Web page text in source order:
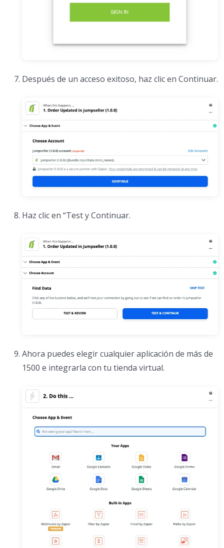
Después de un acceso exitoso, haz clic en Continuar.
Haz clic en “Test y Continuar.
Ahora puedes elegir cualquier aplicación de más de
1500 e integrarla con tu tienda virtual.